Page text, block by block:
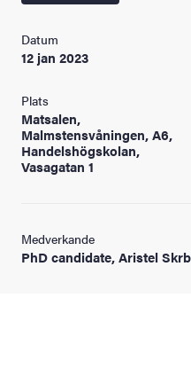
Datum
12 jan 2023
Plats
Matsalen,
Malmstensvåningen, A6,
Handelshögskolan,
Vasagatan 1
Medverkande
PhD candidate, Aristel